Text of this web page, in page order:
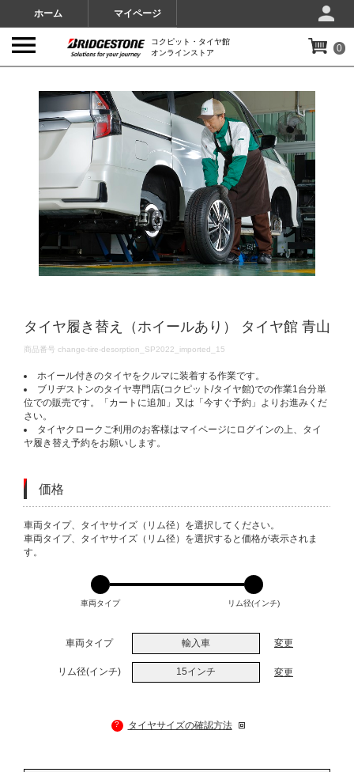
ホーム マイページ
コクピット・タイヤ館
オンラインストア
0
タイヤ履き替え（ホイールあり） タイヤ館 青山
DETAILS
商品番号 change-tire-desorption_SP2022_imported_15
ホイール付きのタイヤをクルマに装着する作業です。
ブリヂストンのタイヤ専門店(コクピット/タイヤ館)での作業1台分単
位での販売です。「カートに追加」又は「今すぐ予約」よりお進みくだ
さい。
タイヤクロークご利用のお客様はマイページにログインの上、タイ
ヤ履き替え予約をお願いします。
価格
VARIATIONS
車両タイプ、タイヤサイズ（リム径）を選択してください。
車両タイプ、タイヤサイズ（リム径）を選択すると価格が表示されま
す。
車両タイプ リム径(インチ)
車両タイプ 輸入車 変更
リム径(インチ) 15インチ 変更
? タイヤサイズの確認方法